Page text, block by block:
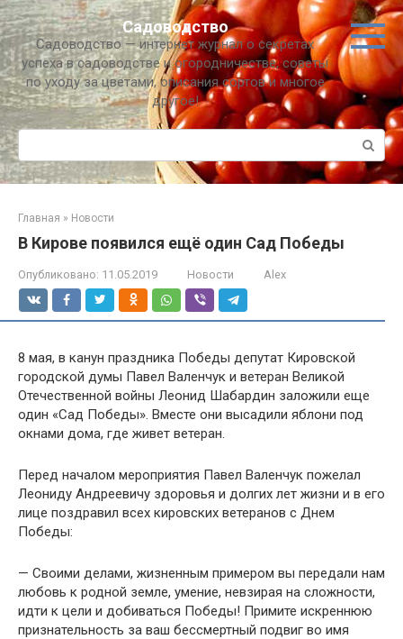
Перейти
к
контенту
Садоводство
Садоводство — интернет журнал о секретах
успеха в садоводстве и огородничестве, советы
по уходу за цветами, описания сортов и многое
другое!
Поиск:
Главная » Новости
В Кирове появился ещё один Сад Победы
Опубликовано: 11.05.2019 Новости Alex
8 мая, в канун праздника Победы депутат Кировской
городской думы Павел Валенчук и ветеран Великой
Отечественной войны Леонид Шабардин заложили еще
один «Сад Победы». Вместе они высадили яблони под
окнами дома, где живет ветеран.
Перед началом мероприятия Павел Валенчук пожелал
Леониду Андреевичу здоровья и долгих лет жизни и в его
лице поздравил всех кировских ветеранов с Днем
Победы:
— Своими делами, жизненным примером вы передали нам
любовь к родной земле, умение, невзирая на сложности,
идти к цели и добиваться Победы! Примите искреннюю
признательность за ваш бессмертный подвиг во имя